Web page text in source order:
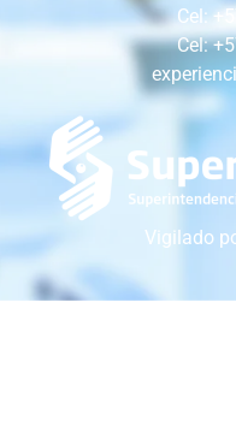
Cel:
Cel:
Vigilado